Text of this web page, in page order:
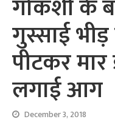
गोकशी के
गुस्साई
पीटकर
लगाई आग
December 3, 2018